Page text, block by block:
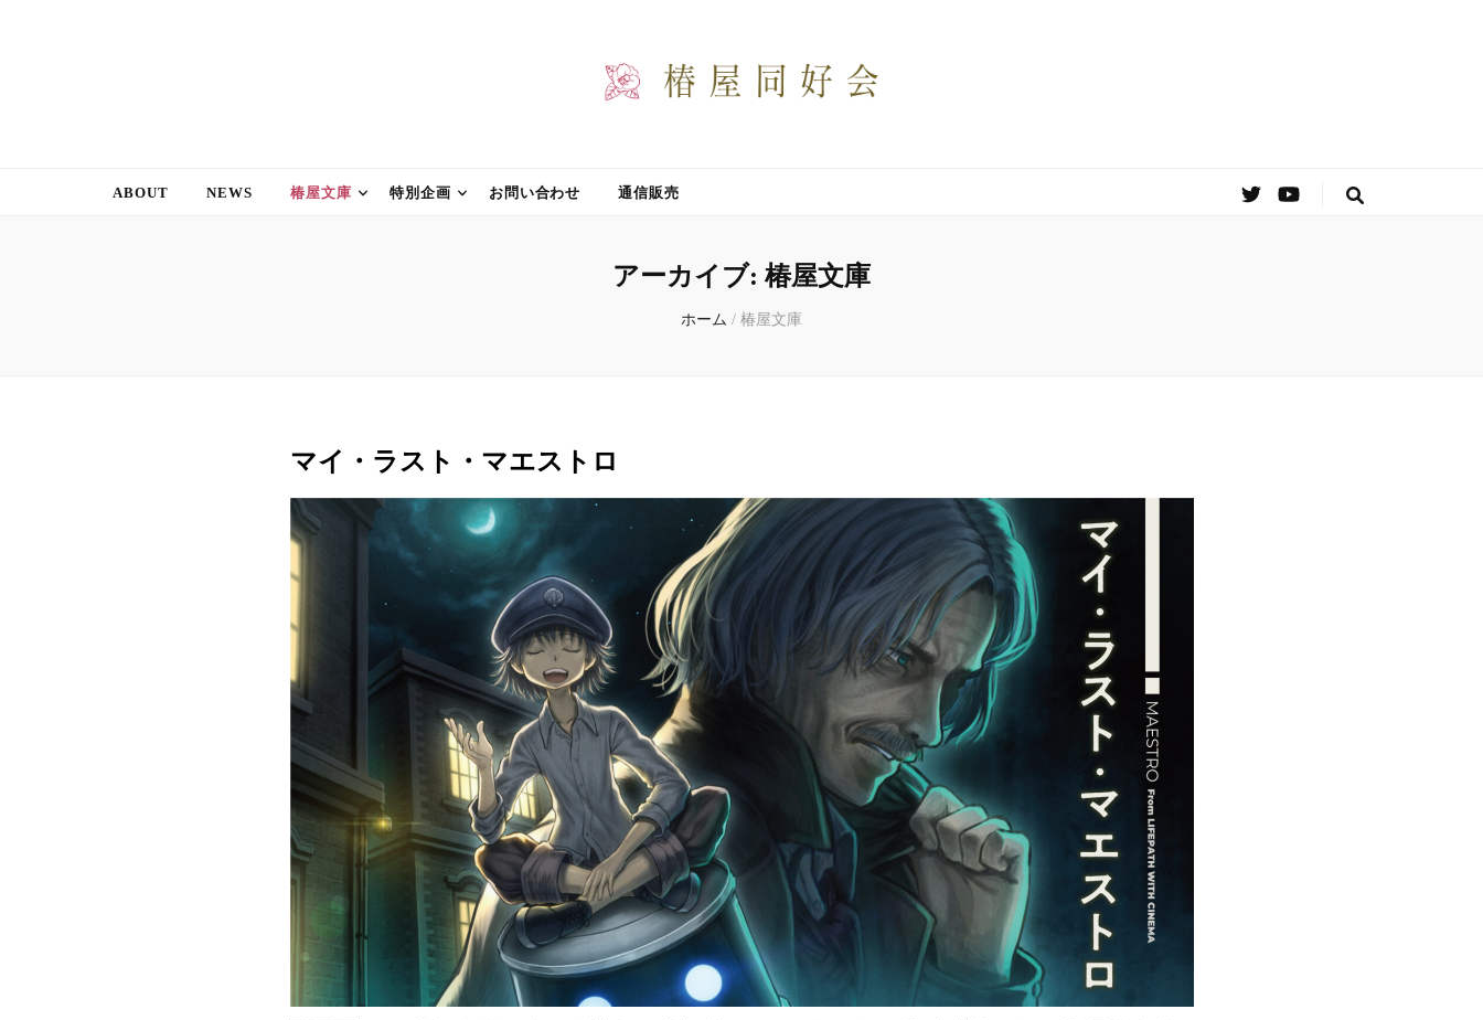
ABOUT NEWS 椿屋文庫 特別企画 お問い合わせ 通信販売
アーカイブ: 椿屋文庫
ホーム / 椿屋文庫
マイ・ラスト・マエストロ